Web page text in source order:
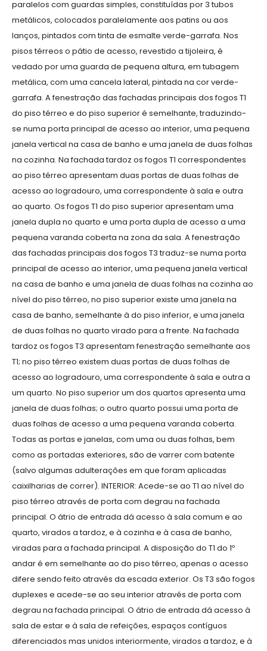
paralelos com guardas simples, constituídas por 3 tubos
metálicos, colocados paralelamente aos patins ou aos
lanços, pintados com tinta de esmalte verde-garrafa. Nos
pisos térreos o pátio de acesso, revestido a tijoleira, é
vedado por uma guarda de pequena altura, em tubagem
metálica, com uma cancela lateral, pintada na cor verde-
garrafa. A fenestração das fachadas principais dos fogos T1
do piso térreo e do piso superior é semelhante, traduzindo-
se numa porta principal de acesso ao interior, uma pequena
janela vertical na casa de banho e uma janela de duas folhas
na cozinha. Na fachada tardoz os fogos T1 correspondentes
ao piso térreo apresentam duas portas de duas folhas de
acesso ao logradouro, uma correspondente à sala e outra
ao quarto. Os fogos T1 do piso superior apresentam uma
janela dupla no quarto e uma porta dupla de acesso a uma
pequena varanda coberta na zona da sala. A fenestração
das fachadas principais dos fogos T3 traduz-se numa porta
principal de acesso ao interior, uma pequena janela vertical
na casa de banho e uma janela de duas folhas na cozinha ao
nível do piso térreo, no piso superior existe uma janela na
casa de banho, semelhante à do piso inferior, e uma janela
de duas folhas no quarto virado para a frente. Na fachada
tardoz os fogos T3 apresentam fenestração semelhante aos
T1; no piso térreo existem duas portas de duas folhas de
acesso ao logradouro, uma correspondente à sala e outra a
um quarto. No piso superior um dos quartos apresenta uma
janela de duas folhas; o outro quarto possui uma porta de
duas folhas de acesso a uma pequena varanda coberta.
Todas as portas e janelas, com uma ou duas folhas, bem
como as portadas exteriores, são de varrer com batente
(salvo algumas adulterações em que foram aplicadas
caixilharias de correr). INTERIOR: Acede-se ao T1 ao nível do
piso térreo através de porta com degrau na fachada
principal. O átrio de entrada dá acesso à sala comum e ao
quarto, virados a tardoz, e à cozinha e à casa de banho,
viradas para a fachada principal. A disposição do T1 do 1º
andar é em semelhante ao do piso térreo, apenas o acesso
difere sendo feito através da escada exterior. Os T3 são fogos
duplexes e acede-se ao seu interior através de porta com
degrau na fachada principal. O átrio de entrada dá acesso à
sala de estar e à sala de refeições, espaços contíguos
diferenciados mas unidos interiormente, virados a tardoz, e à